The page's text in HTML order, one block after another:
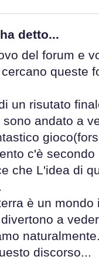
detto...
del forum e
queste
un risutato
andato a
c'è
che L'idea di
è un
a
discorso...